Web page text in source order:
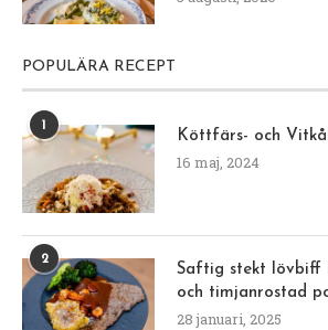
POPULÄRA RECEPT
Köttfärs- och
16 maj, 2024
2
Saftig stekt lövbiff
och timjanrostad
28 januari, 2025